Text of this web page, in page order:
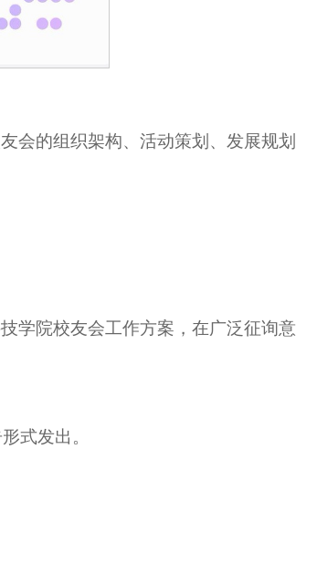
会的组织架构、活动策划、发展规划
学院校友会工作方案，在广泛征询意
式发出。